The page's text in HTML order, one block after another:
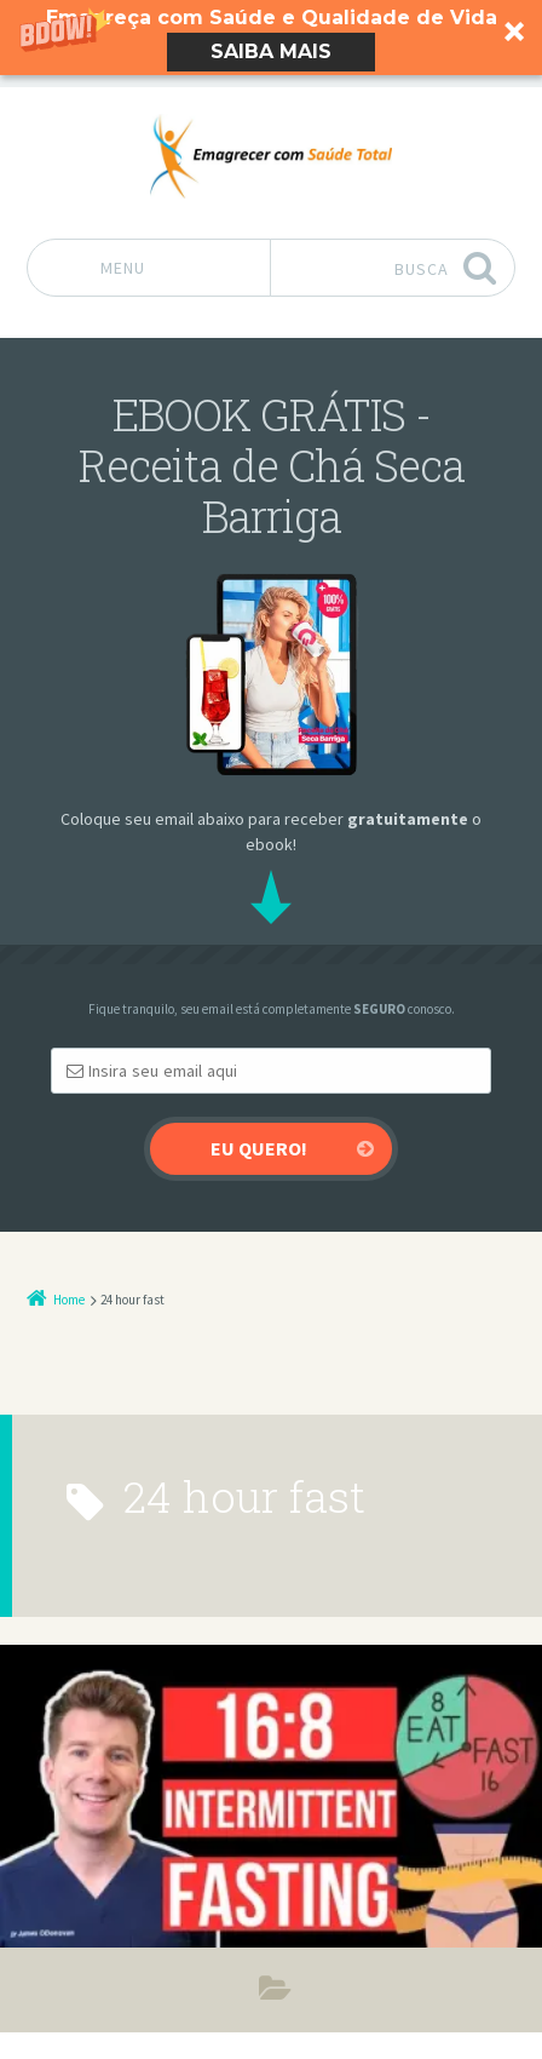
Emagreça com Saúde e Qualidade de Vida
SAIBA MAIS
MENU BUSCA
EBOOK GRÁTIS -
Receita de Chá Seca
Barriga
Coloque seu email abaixo para receber gratuitamente o
ebook!
Fique tranquilo, seu email está completamente SEGUROconosco.
Home 24 hour fast
24 hour fast